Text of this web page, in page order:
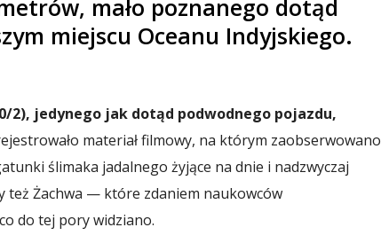
mało poznanego dotąd
miejscu Oceanu Indyjskiego.
2), jedynego jak dotąd podwodnego pojazdu,
materiał filmowy, na którym zaobserwowano
ślimaka jadalnego żyjące na dnie i nadzwyczaj
też Żachwa — które zdaniem naukowców
do tej pory widziano.